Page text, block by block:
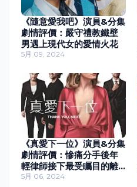
《隨意愛我吧》演員&分集
劇情評價：嚴守禮教鐵壁
男遇上現代女的愛情火花
5月 09, 2024
《真愛下一位》演員&分集
劇情評價：慘痛分手後年
輕律師接下最受矚目的離
婚委託
5月 06, 2024